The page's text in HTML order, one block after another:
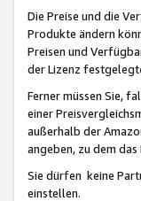
Die Preise und die
Produkte ändern
Preisen und
der Lizenz
Ferner müssen Sie,
einer
außerhalb der
angeben, zu dem
Sie dürfen keine
einstellen.